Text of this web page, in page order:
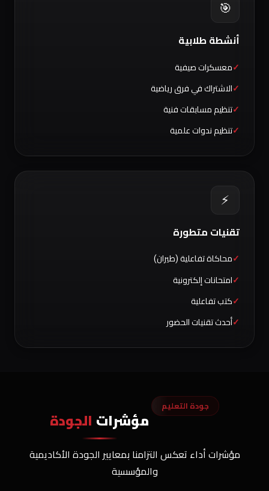
🎯
أنشطة طلابية
معسكرات صيفية
الاشتراك في فرق رياضية
تنظيم مسابقات فنية
تنظيم ندوات علمية
⚡
تقنيات متطورة
محاكاة تفاعلية (طيران)
امتحانات إلكترونية
كتب تفاعلية
أحدث تقنيات الحضور
جودة التعليم
مؤشرات الجودة
مؤشرات أداء تعكس التزامنا بمعايير الجودة الأكاديمية
والمؤسسية